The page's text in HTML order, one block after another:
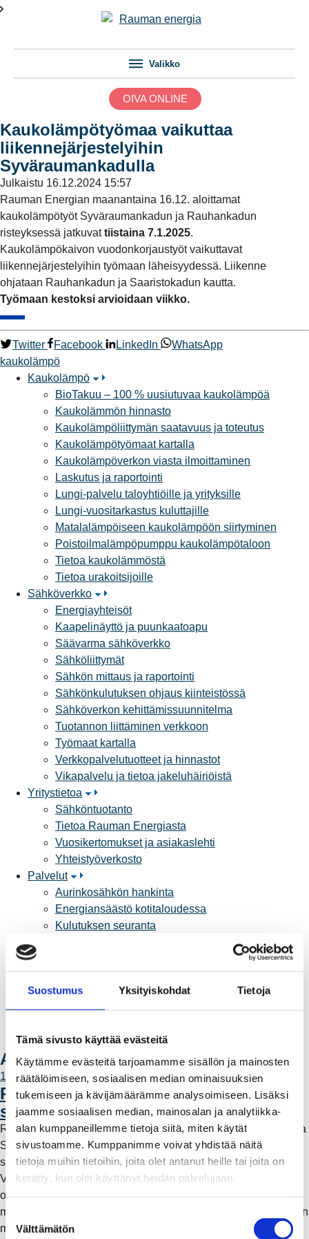
Suostumus Yksityiskohdat Tietoja
Tämä sivusto käyttää evästeitä
Käytämme evästeitä tarjoamamme sisällön ja mainosten
räätälöimiseen, sosiaalisen median ominaisuuksien
tukemiseen ja kävijämäärämme analysoimiseen. Lisäksi
jaamme sosiaalisen median, mainosalan ja analytiikka-
alan kumppaneillemme tietoja siitä, miten käytät
sivustoamme. Kumppanimme voivat yhdistää näitä
tietoja muihin tietoihin, joita olet antanut heille tai joita on
kerätty, kun olet käyttänyt heidän palvelujaan.
S
u
Välttämätön
Valikko
OIVA ONLINE
Kaukolämpötyömaa vaikuttaa
liikennejärjestelyihin
Syväraumankadulla
Julkaistu 16.12.2024 15:57
Rauman Energian maanantaina 16.12. aloittamat
kaukolämpötyöt Syväraumankadun ja Rauhankadun
risteyksessä jatkuvattiistaina 7.1.2025.
Kaukolämpökaivon vuodonkorjaustyöt vaikuttavat
liikennejärjestelyihin työmaan läheisyydessä. Liikenne
ohjataan Rauhankadun ja Saaristokadun kautta.
Työmaan kestoksi arvioidaan viikko.
Twitter Facebook LinkedIn
WhatsApp
kaukolämpö
Kaukolämpö
BioTakuu – 100 % uusiutuvaa kaukolämpöä
Kaukolämmön hinnasto
Kaukolämpöliittymän saatavuus ja toteutus
Kaukolämpötyömaat kartalla
Kaukolämpöverkon viasta ilmoittaminen
Laskutus ja raportointi
Lungi-palvelu taloyhtiöille ja yrityksille
Lungi-vuositarkastus kuluttajille
Matalalämpöiseen kaukolämpöön siirtyminen
Poistoilmalämpöpumppu kaukolämpötaloon
Tietoa kaukolämmöstä
Tietoa urakoitsijoille
Sähköverkko
Energiayhteisöt
Kaapelinäyttö ja puunkaatoapu
Säävarma sähköverkko
Sähköliittymät
Sähkön mittaus ja raportointi
Sähkönkulutuksen ohjaus kiinteistössä
Sähköverkon kehittämissuunnitelma
Tuotannon liittäminen verkkoon
Työmaat kartalla
Verkkopalvelutuotteet ja hinnastot
Vikapalvelu ja tietoa jakeluhäiriöistä
Yritystietoa
Sähköntuotanto
Tietoa Rauman Energiasta
Vuosikertomukset ja asiakaslehti
Yhteistyöverkosto
Palvelut
Aurinkosähkön hankinta
Energiansäästö kotitaloudessa
Kulutuksen seuranta
Sähköauton lataaminen
Valtakirja ja asiointi toisen puolesta
Yhteystiedot
Ota yhteyttä
Ajankohtaista
11.6.2026 12:00
Rauman Energia vahvistaa rooliaan
sähköntuotannossa
Rauman Energia on ostanut lisää osuuksia sähköntuotannosta
Suomessa ja Pohjoismaissa, kun Kokemäen Sähkö Oy myi
sähköntuotanto-osuutensa Rauman Energia Oy:lle.
Vappuaattona toteutunut kauppa parantaa yhtiön
omavaraisuutta ja lisää päästötöntä sähköntuotantoa. Mutta
mitä tämä tarkoittaa käytännössä – ja miksi sähköntuotantoa on
myös kaukana Raumalta?